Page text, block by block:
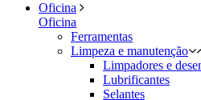
Oficina
Oficina
Ferramentas
Limpeza e manutenção
Limpadores e
Lubrificantes
Selantes